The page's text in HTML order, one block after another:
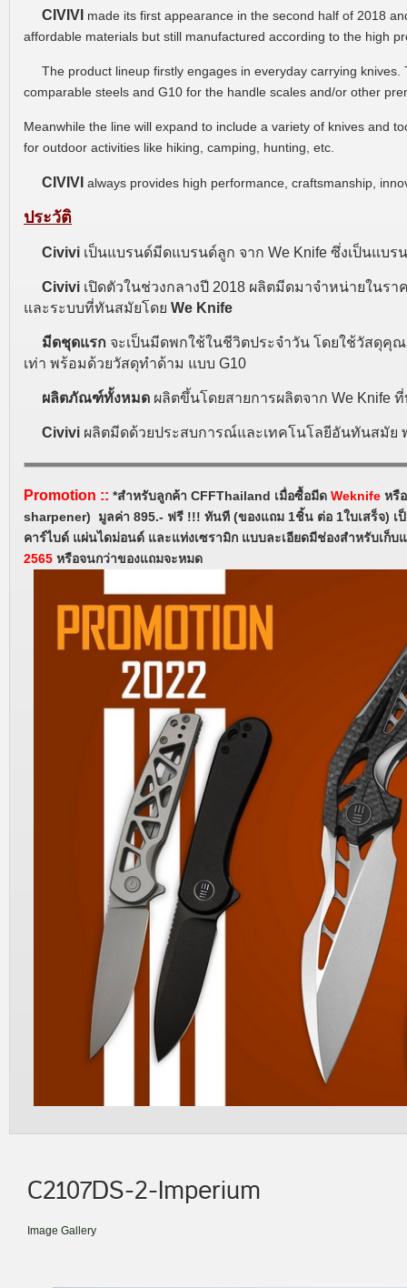
CIVIVI made its first appearance in the second half of 2018
affordable materials but still manufactured according to the high
The product lineup firstly engages in everyday carrying knives.
comparable steels and G10 for the handle scales and/or other
Meanwhile the line will expand to include a variety of knives and
for outdoor activities like hiking, camping, hunting, etc.
CIVIVI always provides high performance, craftsmanship,
ประวัติ
Civivi เป็นแบรนด์มีดแบรนด์ลูก จาก We Knife ซึ่งเป็นแบ
Civivi เปิดตัวในช่วงกลางปี 2018 ผลิตมีดมาจำหน่ายในร
และระบบที่ทันสมัยโดย We Knife
มีดชุดแรก จะเป็นมีดพกใช้ในชีวิตประจำวัน โดยใช้วัสดุคุ
เท่า พร้อมด้วยวัสดุทำด้าม แบบ G10
ผลิตภัณฑ์ทั้งหมด ผลิตขึ้นโดยสายการผลิตจาก We Knife
Civivi ผลิตมีดด้วยประสบการณ์และเทคโนโลยีอันทันสมั
Promotion :: *สำหรับลูกค้า CFFThailand เมื่อซื้อมีด Weknife หรื
sharpener) มูลค่า 895.- ฟรี !!! ทันที (ของแถม 1ชิ้น ต่อ 1ใบเสร็จ)
คาร์ไบด์ แผ่นไดม่อนด์ และแท่งเซรามิก แบบละเอียดมีช่องสำหรับเก็บ
2565 หรือจนกว่าของแถมจะหมด
C2107DS-2-Imperium
Image Gallery